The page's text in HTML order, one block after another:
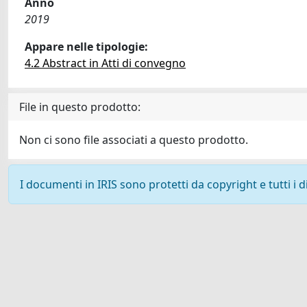
2019
Appare nelle tipologie:
4.2 Abstract in Atti di convegno
File in questo prodotto:
Non ci sono file associati a questo prodotto.
I documenti in IRIS sono protetti da copyright e tutti i